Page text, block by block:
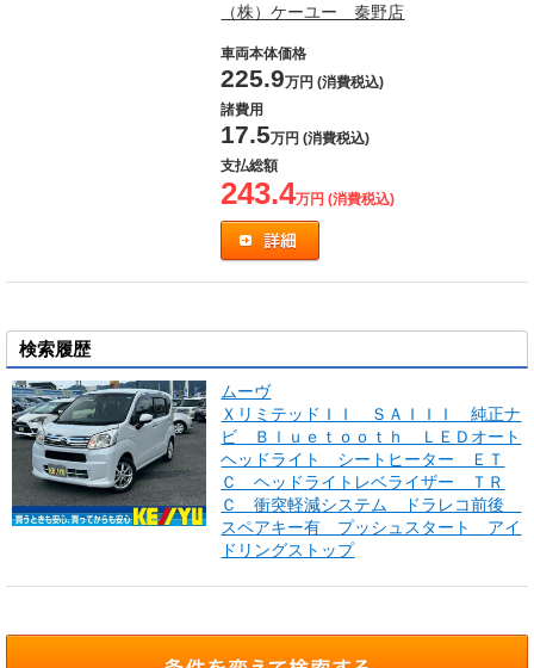
（株）ケーユー 秦野店
車両本体価格
225.9万円 (消費税込)
諸費用
17.5万円 (消費税込)
支払総額
243.4万円 (消費税込)
検索履歴
ムーヴ
ＸリミテッドＩＩ ＳＡＩＩＩ 純正ナ
ビ Ｂｌｕｅｔｏｏｔｈ ＬＥＤオート
ヘッドライト シートヒーター ＥＴ
Ｃ ヘッドライトレベライザー ＴＲ
Ｃ 衝突軽減システム ドラレコ前後
スペアキー有 プッシュスタート アイ
ドリングストップ